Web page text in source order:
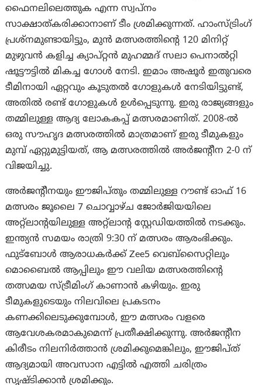
ഫൈനലിലെത്തുക എന്ന സ്വപ്നം
സാക്ഷാത്കരിക്കാനാണ് ടീം ശ്രമിക്കുന്നത്. ഹാംസ്ട്രിംഗ്
പ്രശ്നമുണ്ടായിട്ടും, മുൻ മത്സരത്തിന്റെ 120 മിനിറ്റ്
മുഴുവൻ കളിച്ച ക്യാപ്റ്റൻ മുഹമ്മദ് സലാ പെനാൽറ്റി
ഷൂട്ടൗട്ടിൽ മികച്ച ഗോൾ നേടി. ഇമാം അഷൂർ ഇതുവരെ
ടീമിനായി ഏറ്റവും കൂടുതൽ ഗോളുകൾ നേടിയിട്ടുണ്ട്,
അതിൽ രണ്ട് ഗോളുകൾ ഉൾപ്പെടുന്നു. ഇരു രാജ്യങ്ങളും
തമ്മിലുള്ള ആദ്യ ലോകകപ്പ് മത്സരമാണിത്. 2008-ൽ
ഒരു സൗഹൃദ മത്സരത്തിൽ മാത്രമാണ് ഇരു ടീമുകളും
മുമ്പ് ഏറ്റുമുട്ടിയത്, ആ മത്സരത്തിൽ അർജന്റീന 2-0 ന്
വിജയിച്ചു.
അർജന്റീനയും ഈജിപ്തും തമ്മിലുള്ള റൗണ്ട് ഓഫ് 16
മത്സരം ജൂലൈ 7 ചൊവ്വാഴ്ച ജോർജിയയിലെ
അറ്റ്ലാന്റയിലുള്ള അറ്റ്ലാന്റ സ്റ്റേഡിയത്തിൽ നടക്കും.
ഇന്ത്യൻ സമയം രാത്രി 9:30 ന് മത്സരം ആരംഭിക്കും.
ഫുട്ബോൾ ആരാധകർക്ക് Zee5 വെബ്‌സൈറ്റിലും
മൊബൈൽ ആപ്പിലും ഈ വലിയ മത്സരത്തിന്റെ
തത്സമയ സ്ട്രീമിംഗ് കാണാൻ കഴിയും. ഇരു
ടീമുകളുടെയും നിലവിലെ പ്രകടനം
കണക്കിലെടുക്കുമ്പോൾ, ഈ മത്സരം വളരെ
ആവേശകരമാകുമെന്ന് പ്രതീക്ഷിക്കുന്നു. അർജന്റീന
കിരീടം നിലനിർത്താൻ ശ്രമിക്കുമെങ്കിലും, ഈജിപ്ത്
ആദ്യമായി അവസാന എട്ടിൽ എത്തി ചരിത്രം
സൃഷ്ടിക്കാൻ ശ്രമിക്കും.